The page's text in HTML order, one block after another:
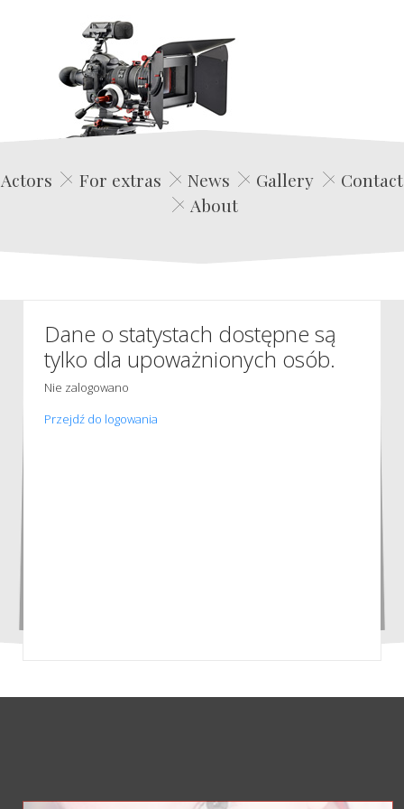
Edwin Film Agencja Aktorska
Actors For extras News Gallery
Contact
About
Dane o statystach dostępne są
tylko dla upoważnionych osób.
Nie zalogowano
Przejdź do logowania